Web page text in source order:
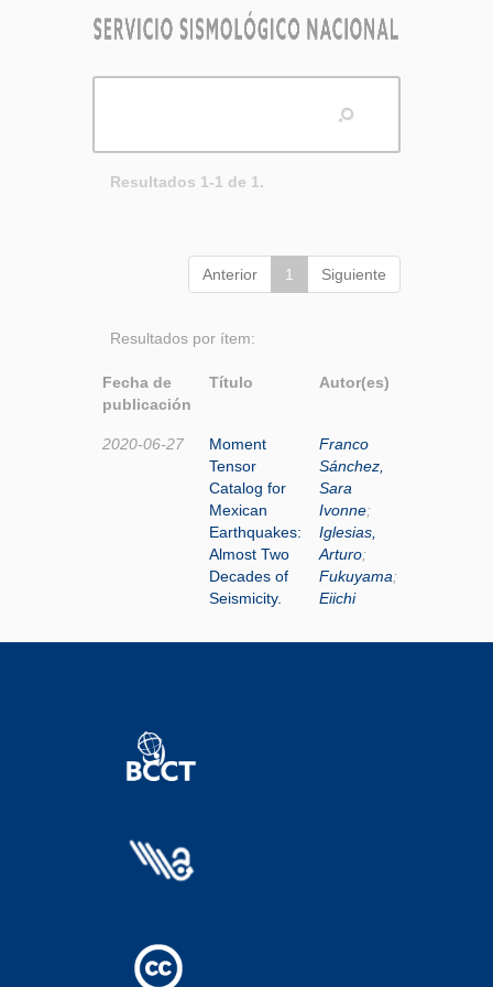
Resultados 1-1 de 1.
Anterior 1 Siguiente
Resultados por ítem:
Fecha de
publicación
Título Autor(es)
2020-06-27
Moment
Tensor
Catalog for
Mexican
Earthquakes:
Almost Two
Decades of
Seismicity.
Franco
Sánchez,
Sara
Ivonne;
Iglesias,
Arturo;
Fukuyama;
Eiichi